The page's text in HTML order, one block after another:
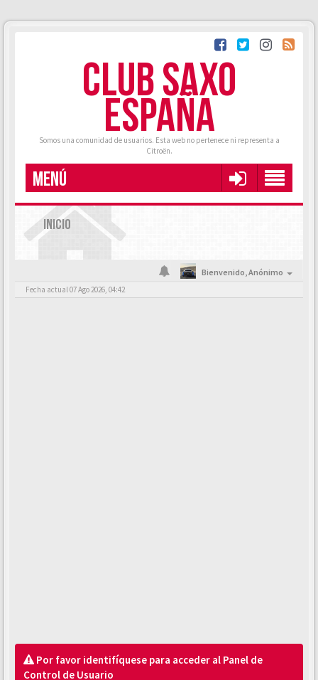
CLUB SAXO
ESPAÑA
Somos una comunidad de usuarios. Esta web no pertenece ni representa a
Citroën.
MENÚ
INICIO
Bienvenido,Anónimo
Fecha actual 07 Ago 2026, 04:42
Por favor identifíquese para acceder al Panel de
Control de Usuario